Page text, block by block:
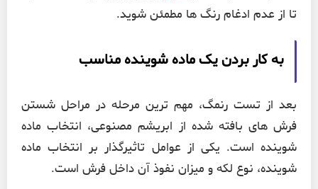
تا از عدم ادغام رنگ ها مطمئن شوید.
به کار بردن یک ماده شوینده مناسب
بعد از تست رنمگ، مهم ترین مرحله در مراحل شستن
فرش های بافته شده از ابریشم مصنوعی، انتخاب ماده
شوینده است. یکی از عوامل تاثیرگذار بر انتخاب ماده
شوینده، نوع لکه و میزان نفوذ آن داخل فرش است.